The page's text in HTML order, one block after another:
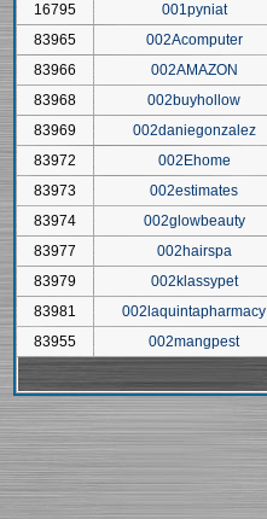
16795
001pyniat
83965
002Acomputer
83966
002AMAZON
83968
002buyhollow
83969
002daniegonzalez
83972
002Ehome
83973
002estimates
83974
002glowbeauty
83977
002hairspa
83979
002klassypet
83981
002laquintapharmacy
83955
002mangpest